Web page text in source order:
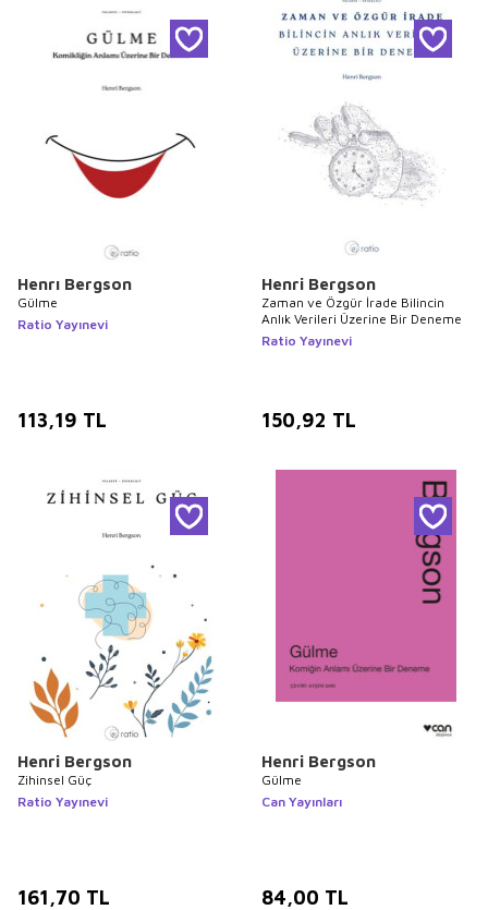
Henrı Bergson
Gülme
Ratio Yayınevi
113,19 TL
Henri Bergson
Zaman ve Özgür İrade Bilincin
Anlık Verileri Üzerine Bir Deneme
Ratio Yayınevi
150,92 TL
Henri Bergson
Zihinsel Güç
Ratio Yayınevi
161,70 TL
Henri Bergson
Gülme
Can Yayınları
84,00 TL